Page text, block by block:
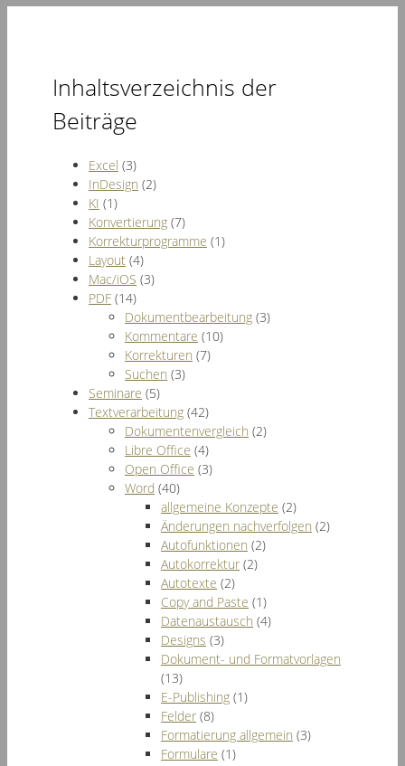
Inhaltsverzeichnis der
Beiträge
Excel (3)
InDesign (2)
KI (1)
Konvertierung (7)
Korrekturprogramme (1)
Layout (4)
Mac/iOS (3)
PDF (14)
Dokumentbearbeitung (3)
Kommentare (10)
Korrekturen (7)
Suchen (3)
Seminare (5)
Textverarbeitung (42)
Dokumentenvergleich (2)
Libre Office (4)
Open Office (3)
Word (40)
allgemeine Konzepte (2)
Änderungen nachverfolgen (2)
Autofunktionen (2)
Autokorrektur (2)
Autotexte (2)
Copy and Paste (1)
Datenaustausch (4)
Designs (3)
Dokument- und Formatvorlagen
(13)
E-Publishing (1)
Felder (8)
Formatierung allgemein (3)
Formulare (1)